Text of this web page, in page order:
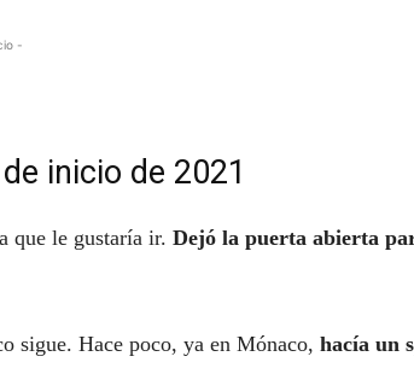
-
inicio de 2021
que le gustaría ir. Dejó la puerta abierta
sigue. Hace poco, ya en Mónaco, hacía un